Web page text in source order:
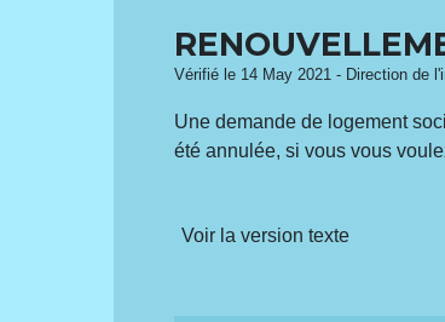
Vérifié le 14 May 2021 - Direction de
Une demande de logement
été annulée, si vous vous
Voir la version texte